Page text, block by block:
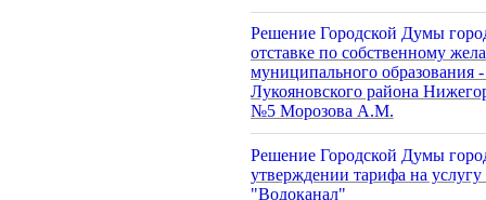
Решение Городской Думы
отставке по собственному
муниципального образования
Лукояновского района
№5 Морозова А.М.
Решение Городской Думы
утверждении тарифа на
"Водоканал"